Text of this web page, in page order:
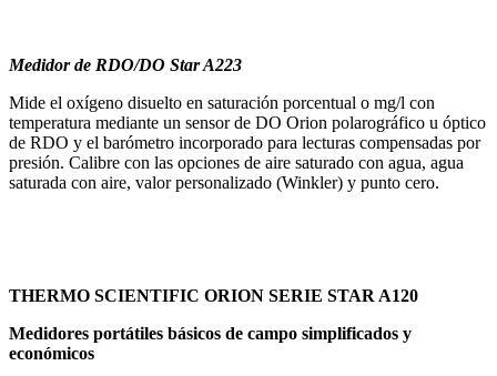
Medidor de RDO/DO Star A223
Mide el oxígeno disuelto en saturación porcentual o mg/l con
temperatura mediante un sensor de DO Orion polarográfico u óptico
de RDO y el barómetro incorporado para lecturas compensadas por
presión. Calibre con las opciones de aire saturado con agua, agua
saturada con aire, valor personalizado (Winkler) y punto cero.
THERMO SCIENTIFIC ORION SERIE STAR A120
Medidores portátiles básicos de campo simplificados y
económicos